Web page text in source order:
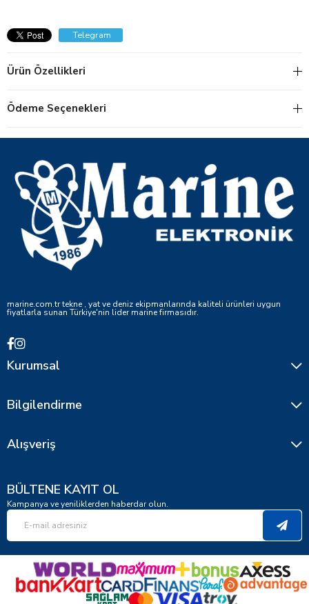
Telegram
Ürün Özellikleri
Ödeme Seçenekleri
marine.com.tr tekne , yat ve deniz ekipmanlarında kaliteli ürünleri uygun
fiyatlarla sunan Türkiye'nin lider marine firmasıdır.
Kurumsal
Bilgilendirme
Alışveriş
BÜLTENE KAYIT OL
Kampanya ve yeniliklerden haberdar olun.